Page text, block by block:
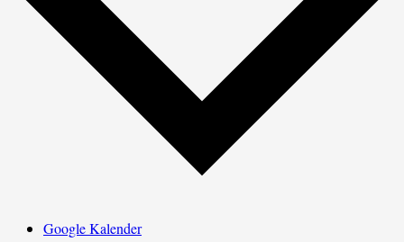
Google Kalender